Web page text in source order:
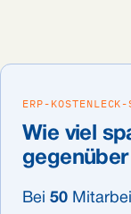
ERP-
Wie viel
Bei 50